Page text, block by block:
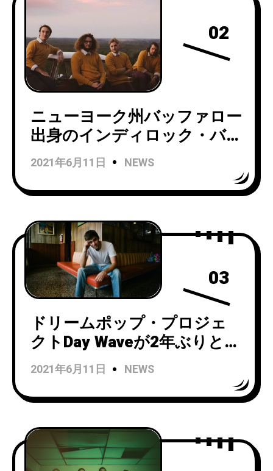
02
ニューヨーク州バッファロー
出身のインディロック・バン
ドThe Burkhartsがニュー
EP『Who Are The
Burkharts?』をリリース！
2021年6月11日 NEWS
03
ドリームポップ・プロジェ
クトDay Waveが2年ぶりとな
る新曲「Starting Again」の
リリックビデオを公開！
2021年6月11日 NEWS